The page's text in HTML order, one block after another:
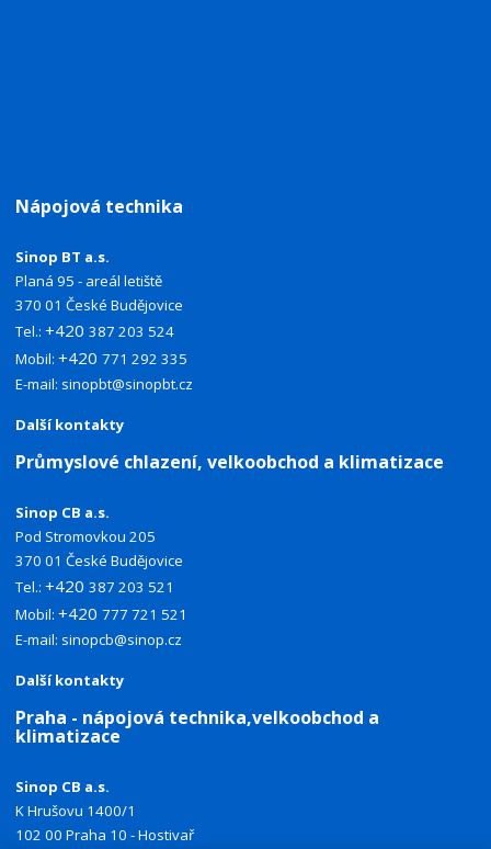
Nápojová technika
Sinop BT a.s.
Planá 95 - areál letiště
370 01 České Budějovice
Tel.:+420387 203 524
Mobil:+420771 292 335
E-mail: sinopbt@sinopbt.cz
Další kontakty
Průmyslové chlazení, velkoobchod a klimatizace
Sinop CB a.s.
Pod Stromovkou 205
370 01 České Budějovice
Tel.:+420387 203 521
Mobil:+420777 721 521
E-mail: sinopcb@sinop.cz
Další kontakty
Praha - nápojová technika,velkoobchod a
klimatizace
Sinop CB a.s.
K Hrušovu 1400/1
102 00 Praha 10 - Hostivař